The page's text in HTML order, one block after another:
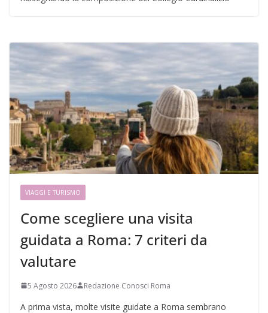
VIAGGI E TURISMO
Come scegliere una visita
guidata a Roma: 7 criteri da
valutare
5 Agosto 2026 Redazione Conosci Roma
A prima vista, molte visite guidate a Roma sembrano